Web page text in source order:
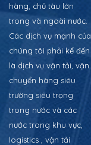
hàng, chủ tàu lớn
trong và ngoài nước.
Các dịch vụ mạnh của
chúng tôi phải kể đến
là dịch vụ vận tải, vận
chuyển hàng siêu
trường siêu trọng
trong nước và các
nước trong khu vực,
logistics , vận tải